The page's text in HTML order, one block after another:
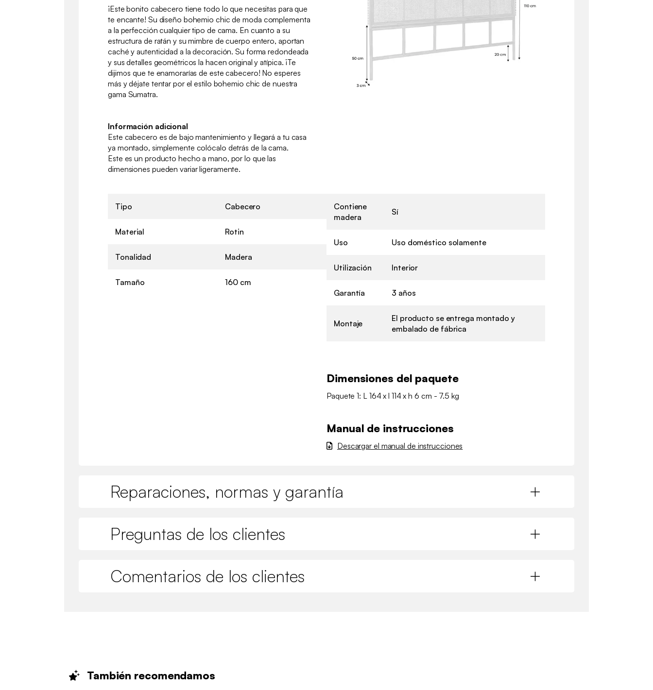
¡Este bonito cabecero tiene todo lo que necesitas para que
te encante! Su diseño bohemio chic de moda complementa
a la perfección cualquier tipo de cama. En cuanto a su
estructura de ratán y su mimbre de cuerpo entero, aportan
caché y autenticidad a la decoración. Su forma redondeada
y sus detalles geométricos la hacen original y atípica. ¡Te
dijimos que te enamorarías de este cabecero! No esperes
más y déjate tentar por el estilo bohemio chic de nuestra
gama Sumatra.
Información adicional
Este cabecero es de bajo mantenimiento y llegará a tu casa
ya montado, simplemente colócalo detrás de la cama.
Este es un producto hecho a mano, por lo que las
dimensiones pueden variar ligeramente.
Tipo Cabecero
Material Rotin
Tonalidad Madera
Tamaño 160 cm
Contiene
madera
Sí
Uso Uso doméstico solamente
Utilización Interior
Garantía 3 años
Montaje
El producto se entrega montado y
embalado de fábrica
Dimensiones del paquete
Paquete 1: L 164 x l 114 x h 6 cm - 7.5 kg
Manual de instrucciones
Descargar el manual de instrucciones
Reparaciones, normas y garantía
Preguntas de los clientes
Comentarios de los clientes
También recomendamos